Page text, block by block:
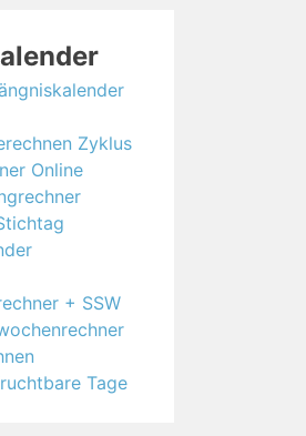
Zyklus
Online
+ SSW
Tage